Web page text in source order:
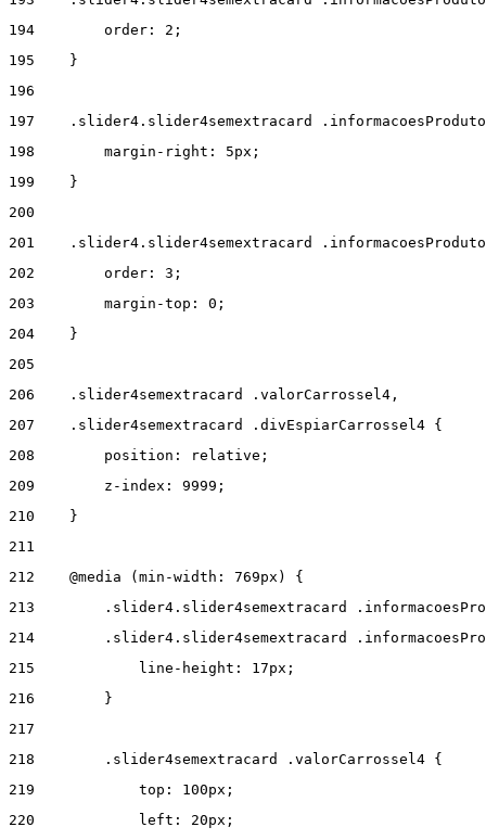
194
        order: 2;
195
    }
196
197
.slider4.slider4semextracard
198
        margin-right: 5px;
199
    }
200
201
.slider4.slider4semextracard
202
        order: 3;
203
        margin-top: 0;
204
    }
205
206
    .slider4semextracard .valorCarrossel4,
207
    .slider4semextracard .divEspiarCarrossel4 {
208
        position: relative;
209
        z-index: 9999;
210
    }
211
212
    @media (min-width: 769px) {
213
.slider4.slider4semextracard
214
.slider4.slider4semextracard
215
            line-height: 17px;
216
        }
217
218
        .slider4semextracard .valorCarrossel4 {
219
            top: 100px;
220
            left: 20px;